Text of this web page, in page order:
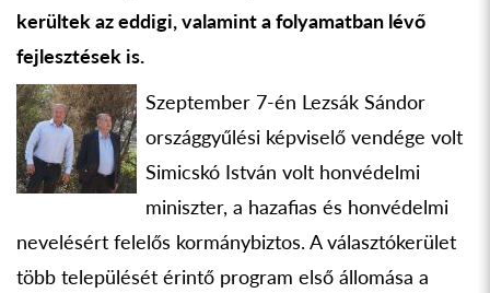
kerültek az eddigi, valamint a folyamatban lévő
fejlesztések is.
Szeptember 7-én Lezsák Sándor
országgyűlési képviselő vendége volt
Simicskó István volt honvédelmi
miniszter, a hazafias és honvédelmi
nevelésért felelős kormánybiztos. A választókerület
több települését érintő program első állomása a